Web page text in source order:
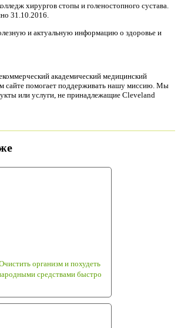
хирургов стопы и голеностопного сустава.
31.10.2016.
и актуальную информацию о здоровье и
академический медицинский
сайте помогает поддерживать нашу миссию. Мы
или услуги, не принадлежащие Cleveland
организм и похудеть
средствами быстро